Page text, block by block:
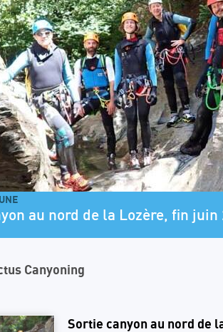
au nord de la Lozère, fin juin
Canyoning
Sortie canyon au nord de